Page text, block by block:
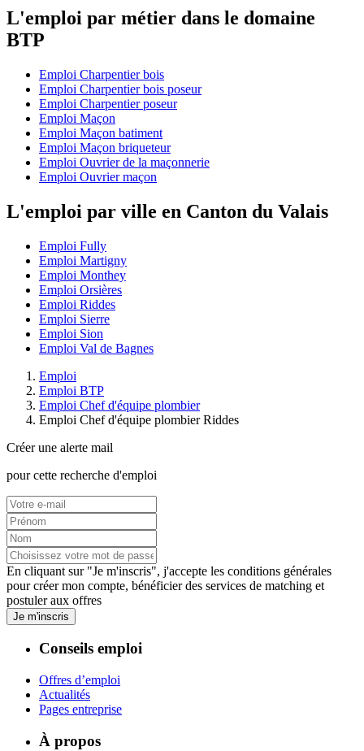
L'emploi par métier dans le domaine
BTP
Emploi Charpentier bois
Emploi Charpentier bois poseur
Emploi Charpentier poseur
Emploi Maçon
Emploi Maçon batiment
Emploi Maçon briqueteur
Emploi Ouvrier de la maçonnerie
Emploi Ouvrier maçon
L'emploi par ville en Canton du Valais
Emploi Fully
Emploi Martigny
Emploi Monthey
Emploi Orsières
Emploi Riddes
Emploi Sierre
Emploi Sion
Emploi Val de Bagnes
Emploi
Emploi BTP
Emploi Chef d'équipe plombier
Emploi Chef d'équipe plombier Riddes
Créer une alerte mail
pour cette recherche d'emploi
En cliquant sur "Je m'inscris", j'accepte les conditions générales
pour créer mon compte, bénéficier des services de matching et
postuler aux offres
Je m'inscris
Conseils emploi
Offres d’emploi
Actualités
Pages entreprise
À propos